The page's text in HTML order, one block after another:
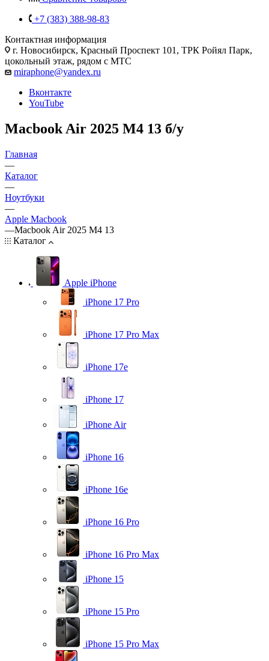
+7 (383) 388-98-83
Контактная информация
г. Новосибирск, Красный Проспект 101, ТРК Ройял Парк,
цокольный этаж, рядом с МТС
miraphone@yandex.ru
Вконтакте
YouTube
Macbook Air 2025 M4 13 б/у
Главная
—
Каталог
—
Ноутбуки
—
Apple Macbook
—Macbook Air 2025 M4 13
Каталог
Apple iPhone
iPhone 17 Pro
iPhone 17 Pro Max
iPhone 17e
iPhone 17
iPhone Air
iPhone 16
iPhone 16e
iPhone 16 Pro
iPhone 16 Pro Max
iPhone 15
iPhone 15 Pro
iPhone 15 Pro Max